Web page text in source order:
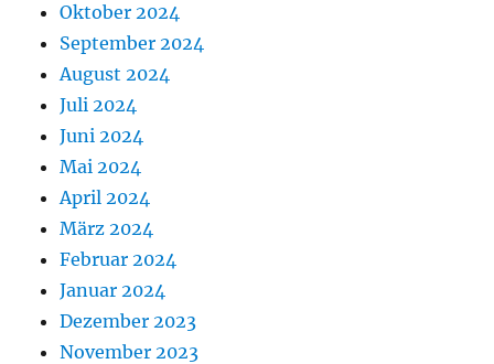
Oktober 2024
September 2024
August 2024
Juli 2024
Juni 2024
Mai 2024
April 2024
März 2024
Februar 2024
Januar 2024
Dezember 2023
November 2023